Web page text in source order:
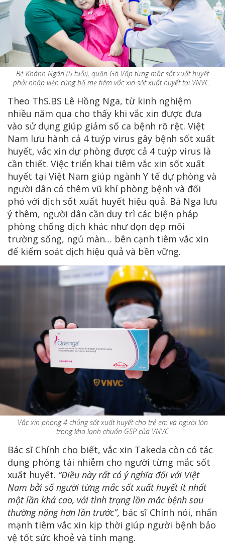
Bé Khánh Ngân (5 tuổi), quận Gò Vấp từng mắc sốt xuất huyết
phải nhập viện cùng bố mẹ tiêm vắc xin sốt xuất huyết tại VNVC.
Theo ThS.BS Lê Hồng Nga, từ kinh nghiệm
nhiều năm qua cho thấy khi vắc xin được đưa
vào sử dụng giúp giảm số ca bệnh rõ rệt. Việt
Nam lưu hành cả 4 tuýp virus gây bệnh sốt xuất
huyết, vắc xin dự phòng được cả 4 tuýp virus là
cần thiết. Việc triển khai tiêm vắc xin sốt xuất
huyết tại Việt Nam giúp ngành Y tế dự phòng và
người dân có thêm vũ khí phòng bệnh và đối
phó với dịch sốt xuất huyết hiệu quả. Bà Nga lưu
ý thêm, người dân cần duy trì các biện pháp
phòng chống dịch khác như dọn dẹp môi
trường sống, ngủ màn… bên cạnh tiêm vắc xin
để kiểm soát dịch hiệu quả và bền vững.
Vắc xin phòng 4 chủng sốt xuất huyết cho trẻ em và người lớn
trong kho lạnh chuẩn GSP của VNVC
Bác sĩ Chính cho biết, vắc xin Takeda còn có tác
dụng phòng tái nhiễm cho người từng mắc sốt
xuất huyết. “Điều này rất có ý nghĩa đối với Việt
Nam bởi số người từng mắc sốt xuất huyết ít nhất
một lần khá cao, với tình trạng lần mắc bệnh sau
thường nặng hơn lần trước”, bác sĩ Chính nói, nhấn
mạnh tiêm vắc xin kịp thời giúp người bệnh bảo
vệ tốt sức khoẻ và tính mạng.